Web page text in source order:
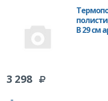
B 29 см
3 298